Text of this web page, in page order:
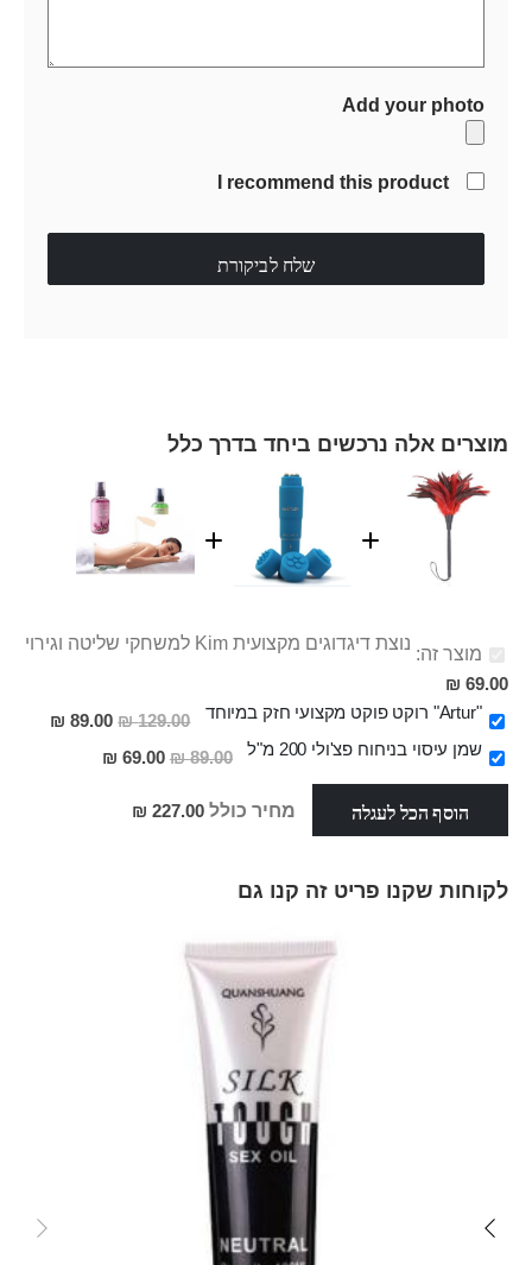
Add your photo
I recommend this product
שלח לביקורת
מוצרים אלה נרכשים ביחד בדרך כלל
מוצר זה:
נוצת דיגדוגים מקצועית Kim למשחקי שליטה וגירוי
69.00 ₪
"Artur" רוקט פוקט מקצועי חזק במיוחד
129.00 ₪
מחיר
מבצע
89.00 ₪
שמן עיסוי בניחוח פצ'ולי 200 מ"ל
89.00 ₪
מחיר
69.00 ₪
הוסף הכל לעגלה מחיר כולל 227.00 ₪
לקוחות שקנו פריט זה קנו גם